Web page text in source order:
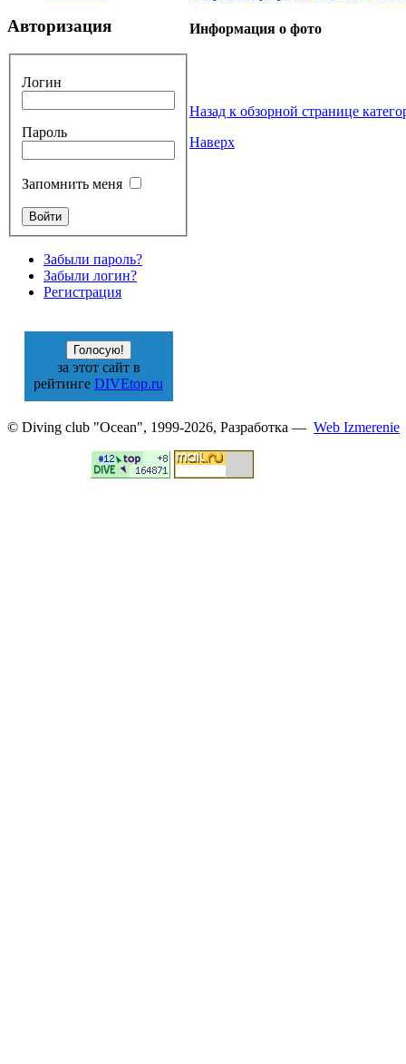
Авторизация
Логин
Пароль
Запомнить меня
Забыли пароль?
Забыли логин?
Регистрация
за этот сайт в
рейтинге DIVEtop.ru
Информация о фото
Назад к обзорной странице
Наверх
© Diving club "Ocean", 1999-2026, Разработка — Web Izmerenie